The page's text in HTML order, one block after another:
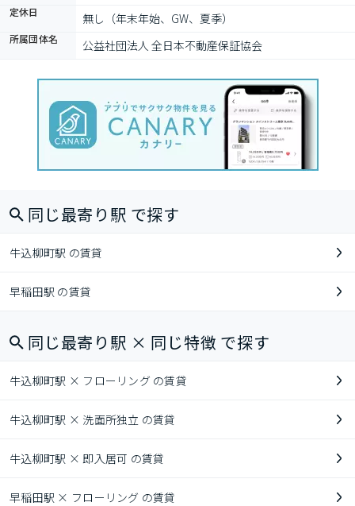
定休日 無し（年末年始、GW、夏季）
所属団体名 公益社団法人 全日本不動産保証協会
同じ最寄り駅 で探す
牛込柳町駅 の賃貸
早稲田駅 の賃貸
同じ最寄り駅 × 同じ特徴 で探す
牛込柳町駅 × フローリング の賃貸
牛込柳町駅 × 洗面所独立 の賃貸
牛込柳町駅 × 即入居可 の賃貸
早稲田駅 × フローリング の賃貸